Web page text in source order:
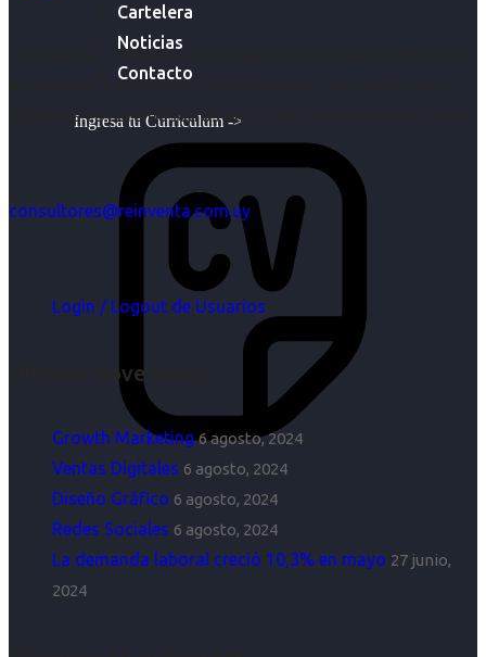
Cartelera
Noticias
Contacto
Ingresa tu Curriculum ->
Acompañar a empresas en su gestión de capital humano y
acompañar a personas en la búsqueda y encuentro de sus
objetivos es para nosotros un trabajo, pero antes un placer.
consultores@reinventa.com.uy
Login / Logout de Usuarios
Últimas Novedades
Growth Marketing 6 agosto, 2024
Ventas Digitales 6 agosto, 2024
Diseño Gráfico 6 agosto, 2024
Redes Sociales 6 agosto, 2024
La demanda laboral creció 10,3% en mayo 27 junio,
2024